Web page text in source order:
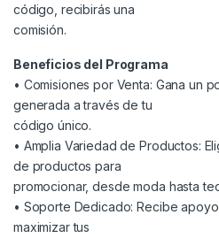
código, recibirás una
comisión.
Beneficios del Programa
• Comisiones por Venta: Gana un
generada a través de tu
código único.
• Amplia Variedad de Productos:
de productos para
promocionar, desde moda hasta
• Soporte Dedicado: Recibe
maximizar tus